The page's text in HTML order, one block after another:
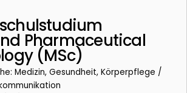
Pharmaceutical
(MSc)
Medizin, Gesundheit, Körperpflege /